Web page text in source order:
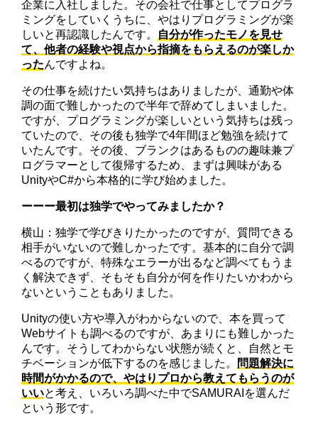
企業に入社しました。その会社で仕事としてプログラ
ミングをしていくうちに、やはりプログラミングが楽
しいと再認識したんです。 自分が作ったモノを見せ
て、他者の経験や視点から指摘をもらえるのが楽しか
ったんですよね。
その仕事を続けたい気持ちはありましたが、通勤や体
調の面で難しかったので半年で辞めてしまいました。
ですが、プログラミングが楽しいという気持ちは残っ
ていたので、その後も独学で4年間ほど勉強を続けて
いたんです。その後、ブランクはあるものの趣味兼プ
ログラマーとして復帰するため、まずは興味がある
UnityやC#から本格的に学び始めました。
ーーー最初は独学でやってみましたか？
横山：独学で学びきりたかったのですが、質問できる
相手がいないので難しかったです。基本的に自分で調
べるのですが、特殊なエラーが出るなど調べてもうま
く解決できず、そもそも自分が何を作りたいかわから
ないということもありました。
Unityの使い方や導入がわからないので、本を買って
Webサイトも調べるのですが、あまりにも難しかった
んです。そうしてわからない状態が続くと、自然とモ
チベーションが低下するのを感じました。 問題解決に
時間がかかるので、やはりプロから教えてもらうのが
いいと考え、いろいろ調べた中でSAMURAIを選んだ
という形です。